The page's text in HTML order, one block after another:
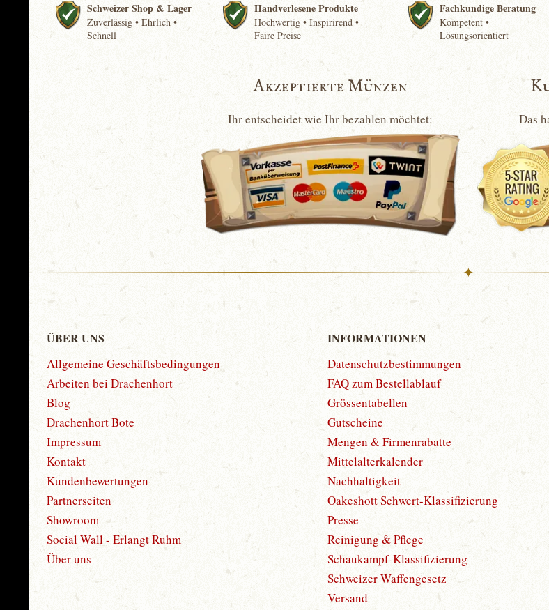
Schweizer Shop & Lager
Zuverlässig • Ehrlich •
Schnell
Handverlesene Produkte
Hochwertig • Inspirirend •
Faire Preise
Fachkundige Beratung
Kompetent •
Lösungsorientiert
Akzeptierte Münzen
Ihr entscheidet wie Ihr bezahlen möchtet: Das
✦
ÜBER UNS
Allgemeine Geschäftsbedingungen
Arbeiten bei Drachenhort
Blog
Drachenhort Bote
Impressum
Kontakt
Kundenbewertungen
Partnerseiten
Showroom
Social Wall - Erlangt Ruhm
Über uns
INFORMATIONEN
Datenschutzbestimmungen
FAQ zum Bestellablauf
Grössentabellen
Gutscheine
Mengen & Firmenrabatte
Mittelalterkalender
Nachhaltigkeit
Oakeshott Schwert-Klassifizierung
Presse
Reinigung & Pflege
Schaukampf-Klassifizierung
Schweizer Waffengesetz
Versand